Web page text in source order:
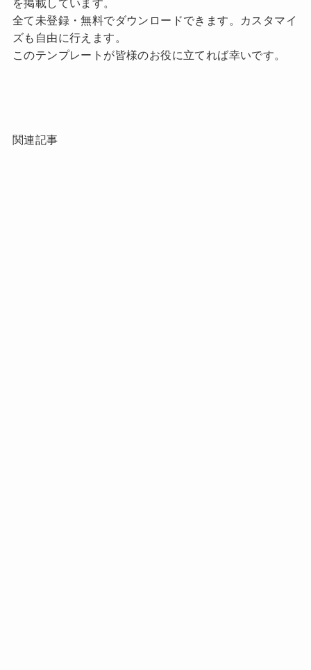
を掲載しています。
全て未登録・無料でダウンロードできます。カスタマイ
ズも自由に行えます。
このテンプレートが皆様のお役に立てれば幸いです。
関連記事